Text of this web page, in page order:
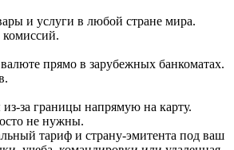
и услуги в любой стране мира.
прямо в зарубежных банкоматах.
за границы напрямую на карту.
не нужны.
тариф и страну-эмитента под ваш